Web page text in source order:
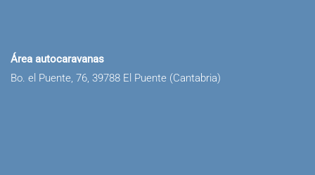
Área autocaravanas
Bo. el Puente, 76, 39788 El Puente (Cantabria)